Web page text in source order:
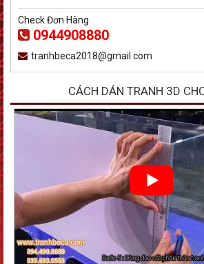
Check Đơn Hàng
0944908880
tranhbeca2018@gmail.com
CÁCH DÁN TRANH 3D